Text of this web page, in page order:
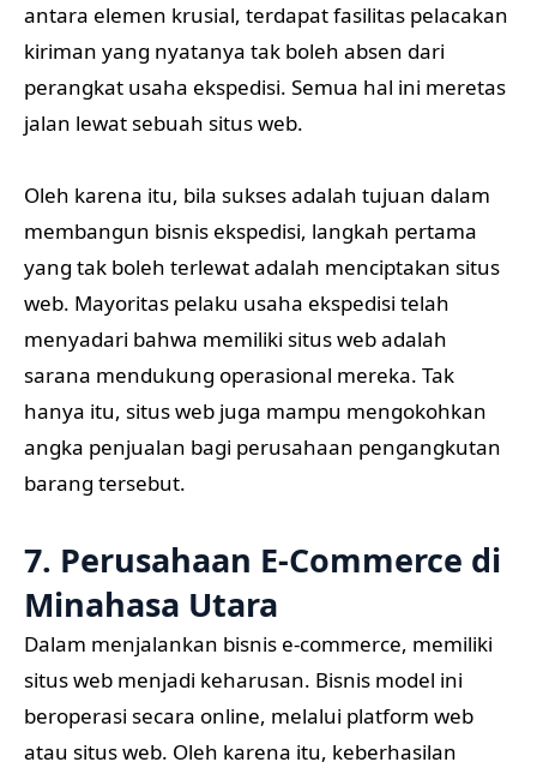
antara elemen krusial, terdapat fasilitas pelacakan
kiriman yang nyatanya tak boleh absen dari
perangkat usaha ekspedisi. Semua hal ini meretas
jalan lewat sebuah situs web.
Oleh karena itu, bila sukses adalah tujuan dalam
membangun bisnis ekspedisi, langkah pertama
yang tak boleh terlewat adalah menciptakan situs
web. Mayoritas pelaku usaha ekspedisi telah
menyadari bahwa memiliki situs web adalah
sarana mendukung operasional mereka. Tak
hanya itu, situs web juga mampu mengokohkan
angka penjualan bagi perusahaan pengangkutan
barang tersebut.
7. Perusahaan E-Commerce di
Minahasa Utara
Dalam menjalankan bisnis e-commerce, memiliki
situs web menjadi keharusan. Bisnis model ini
beroperasi secara online, melalui platform web
atau situs web. Oleh karena itu, keberhasilan